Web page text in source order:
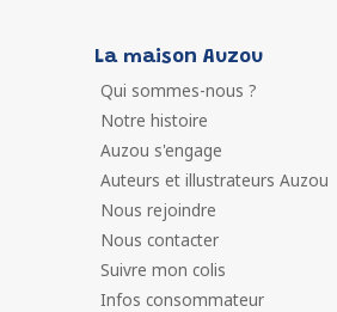
La maison Auzou
Qui sommes-nous ?
Notre histoire
Auzou s'engage
Auteurs et illustrateurs Auzou
Nous rejoindre
Nous contacter
Suivre mon colis
Infos consommateur